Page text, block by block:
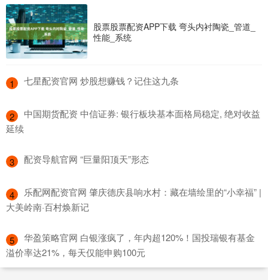
股票股票配资APP下载 弯头内衬陶瓷_管道_
性能_系统
1 ​七星配资官网 炒股想赚钱？记住这九条
2
​中国期货配资 中信证券: 银行板块基本面格局稳定, 绝对收益
延续
3 ​配资导航官网 “巨量阳顶天”形态
4
​乐配网配资官网 肇庆德庆县响水村：藏在墙绘里的“小幸福” |
大美岭南·百村焕新记
5
​华盈策略官网 白银涨疯了，年内超120%！国投瑞银有基金
溢价率达21%，每天仅能申购100元